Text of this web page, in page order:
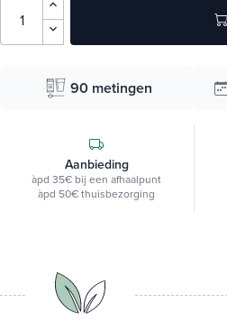
90 metingen
Aanbieding
àpd 35€ bij een afhaalpunt
àpd 50€ thuisbezorging